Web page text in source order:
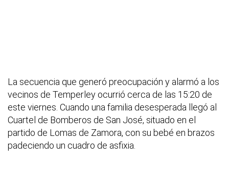
La secuencia que generó preocupación y alarmó a los
vecinos de Temperley ocurrió cerca de las 15:20 de
este viernes. Cuando una familia desesperada llegó al
Cuartel de Bomberos de San José, situado en el
partido de Lomas de Zamora, con su bebé en brazos
padeciendo un cuadro de asfixia.